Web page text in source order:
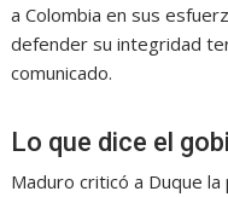
a Colombia en sus
defender su integridad
comunicado.
Lo que dice el
Maduro criticó a Duque